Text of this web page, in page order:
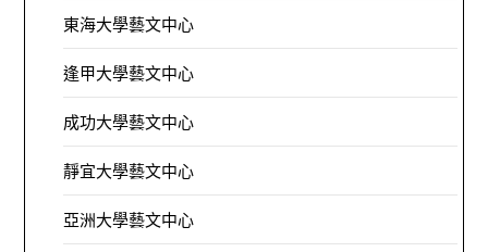
東海大學藝文中心
逢甲大學藝文中心
成功大學藝文中心
靜宜大學藝文中心
亞洲大學藝文中心